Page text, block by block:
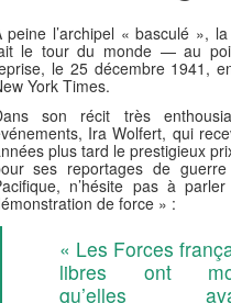
peine l’archipel « basculé »,
le tour du monde — au
le 25 décembre 1941,
York Times.
son récit très
Ira Wolfert, qui
plus tard le prestigieux
ses reportages de
n’hésite pas à parler
de force » :
« Les Forces
libres ont
qu’elles